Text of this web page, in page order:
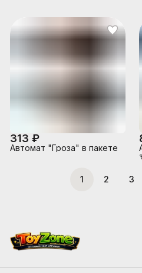
313 ₽
Автомат "Гроза" в пакете
1 2 3